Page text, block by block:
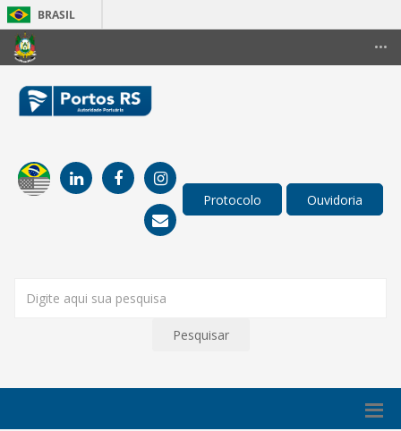
BRASIL
Comunica BR
•••
Pesquisar